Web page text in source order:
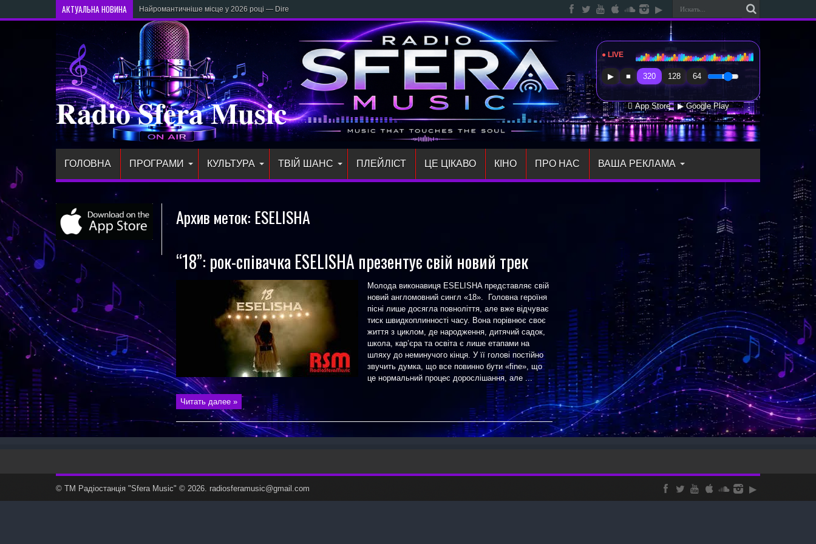
АКТУАЛЬНА НОВИНА Найромантичніше місце у 2026 році — Direct: новий трек NI
Radio Sfera Music
● LIVE Radio Sfera Music
▶ ■ 320 128 64
 App Store ▶ Google Play
ГОЛОВНА ПРОГРАМИ КУЛЬТУРА ТВІЙ ШАНС ПЛЕЙЛIСТ ЦЕ ЦІКАВО КІНО ПРО НАС ВАША РЕКЛАМА
Архив меток: ESELISHA
“18”: рок-співачка ESELISHA презентує свій новий трек
Молода виконавиця ESELISHA представляє свій
новий англомовний сингл «18». Головна героїня
пісні лише досягла повноліття, але вже відчуває
тиск швидкоплинності часу. Вона порівнює своє
життя з циклом, де народження, дитячий садок,
школа, кар’єра та освіта є лише етапами на
шляху до неминучого кінця. У її голові постійно
звучить думка, що все повинно бути «fine», що
це нормальний процес дорослішання, але ...
Читать далее »
© ТМ Радiостанцiя "Sfera Music" © 2026. radiosferamusic@gmail.com